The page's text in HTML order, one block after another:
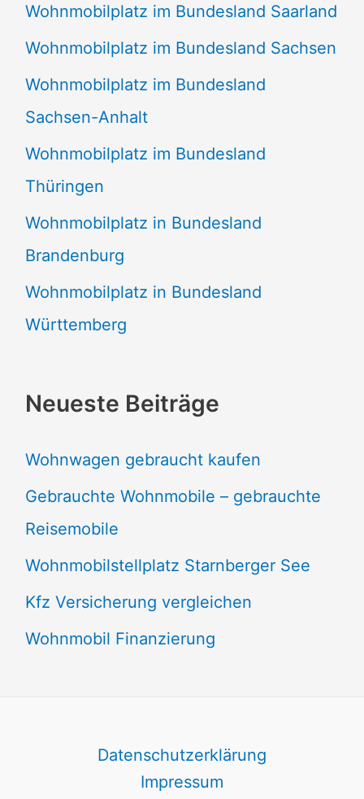
Wohnmobilplatz im Bundesland Saarland
Wohnmobilplatz im Bundesland Sachsen
Wohnmobilplatz im Bundesland
Sachsen-Anhalt
Wohnmobilplatz im Bundesland
Thüringen
Wohnmobilplatz in Bundesland
Brandenburg
Wohnmobilplatz in Bundesland
Württemberg
Neueste Beiträge
Wohnwagen gebraucht kaufen
Gebrauchte Wohnmobile – gebrauchte
Reisemobile
Wohnmobilstellplatz Starnberger See
Kfz Versicherung vergleichen
Wohnmobil Finanzierung
Datenschutzerklärung
Impressum